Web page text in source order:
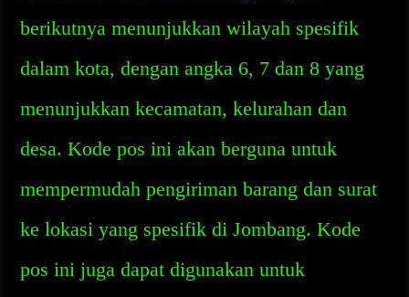
berikutnya menunjukkan wilayah spesifik
dalam kota, dengan angka 6, 7 dan 8 yang
menunjukkan kecamatan, kelurahan dan
desa. Kode pos ini akan berguna untuk
mempermudah pengiriman barang dan surat
ke lokasi yang spesifik di Jombang. Kode
pos ini juga dapat digunakan untuk